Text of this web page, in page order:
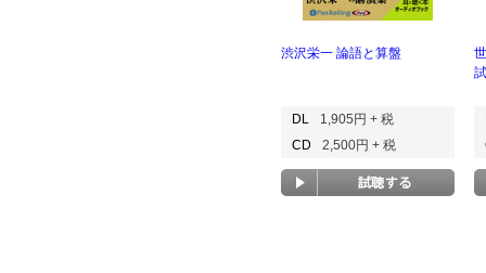
渋沢栄一 論語と算盤
DL
1,905円 + 税
CD
2,500円 + 税